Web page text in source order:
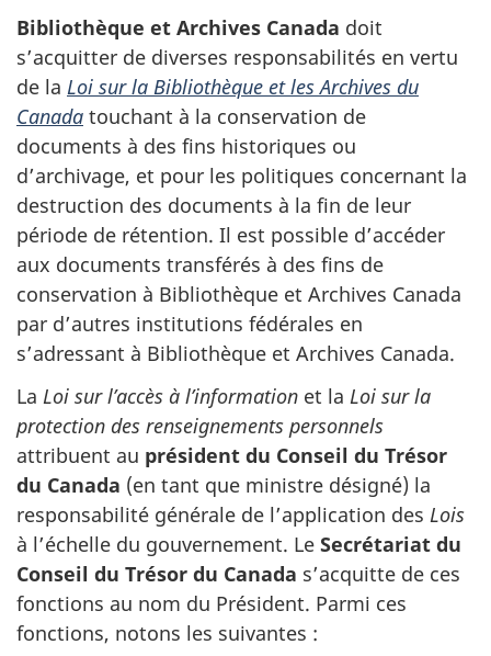
Bibliothèque et Archives Canada doit
s’acquitter de diverses responsabilités en vertu
de la Loi sur la Bibliothèque et les Archives du
Canada touchant à la conservation de
documents à des fins historiques ou
d’archivage, et pour les politiques concernant la
destruction des documents à la fin de leur
période de rétention. Il est possible d’accéder
aux documents transférés à des fins de
conservation à Bibliothèque et Archives Canada
par d’autres institutions fédérales en
s’adressant à Bibliothèque et Archives Canada.
La Loi sur l’accès à l’information et la Loi sur la
protection des renseignements personnels
attribuent au président du Conseil du Trésor
du Canada (en tant que ministre désigné) la
responsabilité générale de l’application des Lois
à l’échelle du gouvernement. Le Secrétariat du
Conseil du Trésor du Canada s’acquitte de ces
fonctions au nom du Président. Parmi ces
fonctions, notons les suivantes :